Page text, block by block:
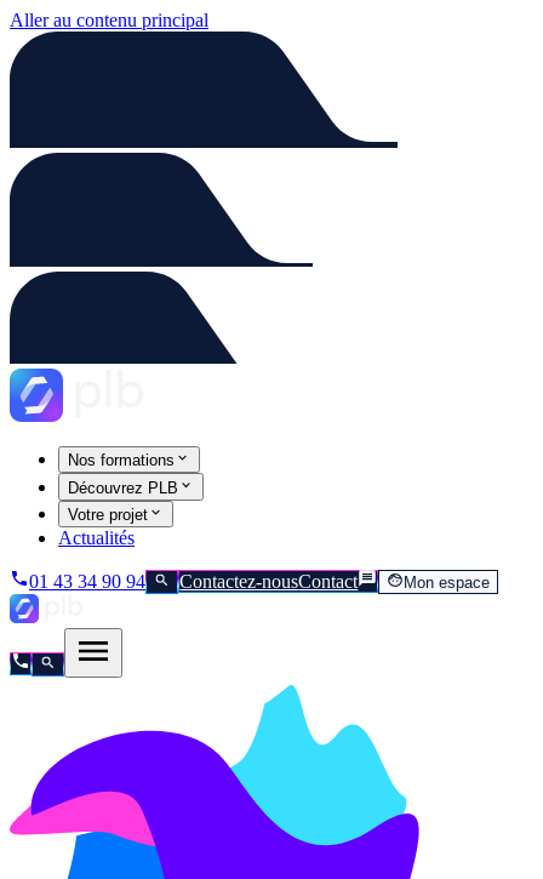
Aller au contenu principal
Nos formations
Découvrez PLB
Votre projet
Actualités
01 43 34 90 94 Contactez-nousContact Mon espace